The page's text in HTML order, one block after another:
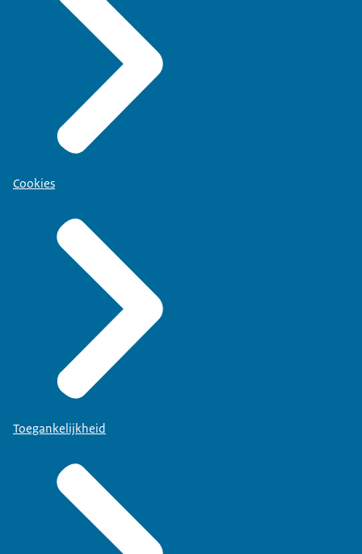
Cookies
Toegankelijkheid